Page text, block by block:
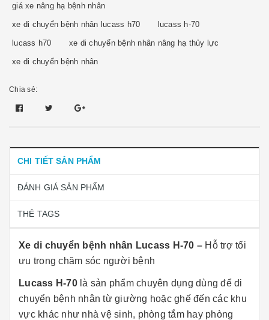
giá xe nâng hạ bệnh nhân
xe di chuyển bệnh nhân lucass h70 lucass h-70
lucass h70 xe di chuyển bệnh nhân nâng hạ thủy lực
xe di chuyển bệnh nhân
Chia sẻ:
CHI TIẾT SẢN PHẨM
ĐÁNH GIÁ SẢN PHẨM
THẺ TAGS
Xe di chuyển bệnh nhân Lucass H-70 – Hỗ trợ tối
ưu trong chăm sóc người bệnh
Lucass H-70là sản phẩm chuyên dụng dùng để di
chuyển bệnh nhân từ giường hoặc ghế đến các khu
vực khác như nhà vệ sinh, phòng tắm hay phòng